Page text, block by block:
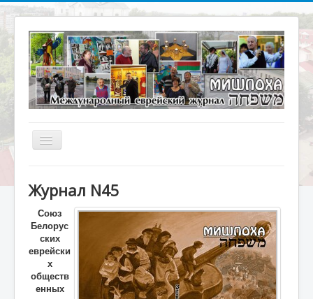
Включить/
выключить
О журнале
Библиотека
Наше кино
Архивариус
Актуальное интервью
Журнал N45
Союз
Белорус
ских
еврейски
х
обществ
енных